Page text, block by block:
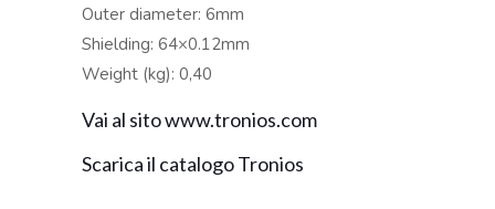
Outer diameter: 6mm
Shielding: 64×0.12mm
Weight (kg): 0,40
Vai al sito www.tronios.com
Scarica il catalogo Tronios